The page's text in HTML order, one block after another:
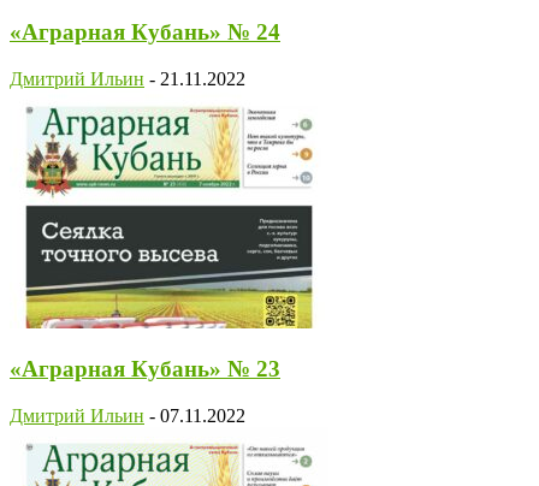
«Аграрная Кубань» № 24
Дмитрий Ильин - 21.11.2022
«Аграрная Кубань» № 23
Дмитрий Ильин - 07.11.2022